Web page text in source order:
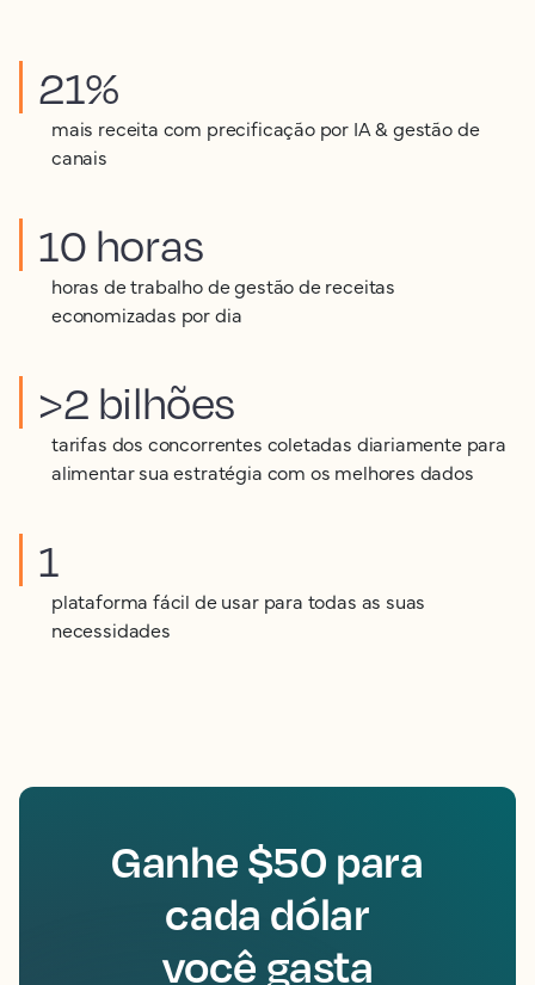
21%
mais receita com precificação por IA & gestão de
canais
10 horas
horas de trabalho de gestão de receitas
economizadas por dia
>2 bilhões
tarifas dos concorrentes coletadas diariamente para
alimentar sua estratégia com os melhores dados
1
plataforma fácil de usar para todas as suas
necessidades
Ganhe $50 para
cada dólar
você gasta